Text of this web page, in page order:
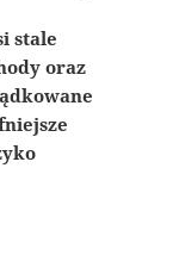
stale
oraz